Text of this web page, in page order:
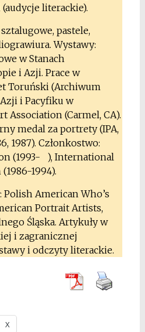
literackie).
pastele,
Wystawy:
w Stanach
i Azji. Prace w
Toruński (Archiwum
i Pacyfiku w
Association (Carmel, CA).
medal za portrety (IPA,
1987). Członkostwo:
(1993- ), International
1994).
American Who’s
Portrait Artists,
Śląska. Artykuły w
i zagranicznej
i odczyty literackie.
X